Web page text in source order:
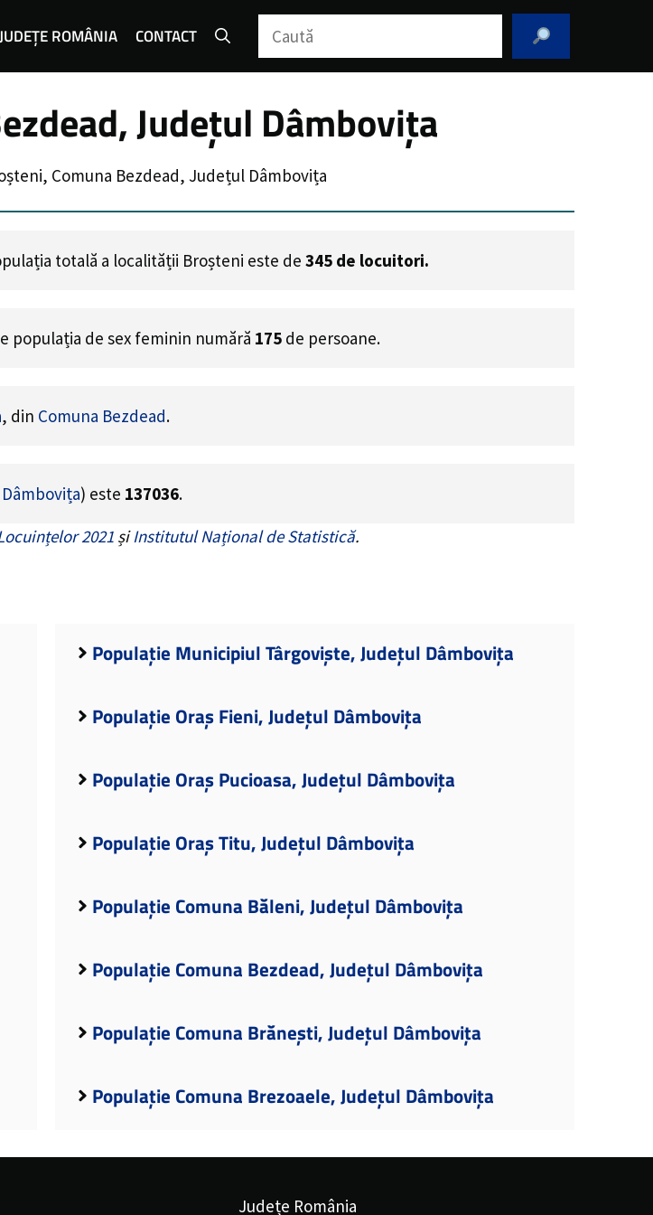
JUDEȚE ROMÂNIA CONTACT Caută
Județul Dâmbovița
Comuna Bezdead, Județul Dâmbovița
totală a localității Broșteni este de 345 de locuitori.
populația de sex feminin numără 175 de persoane.
, din Comuna Bezdead.
) este 137036.
2021 șiInstitutul Național de Statistică.
Populație Municipiul Târgoviște, Județul Dâmbovița
Populație Oraș Fieni, Județul Dâmbovița
Populație Oraș Pucioasa, Județul Dâmbovița
Populație Oraș Titu, Județul Dâmbovița
Populație Comuna Băleni, Județul Dâmbovița
Populație Comuna Bezdead, Județul Dâmbovița
Populație Comuna Brănești, Județul Dâmbovița
Populație Comuna Brezoaele, Județul Dâmbovița
Județe România